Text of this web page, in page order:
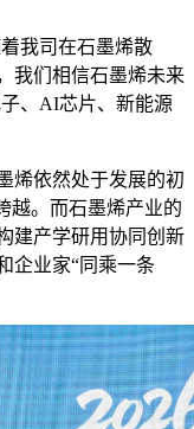
我司在石墨烯散
我们相信石墨烯未来
、AI芯片、新能源
烯依然处于发展的初
越。而石墨烯产业的
建产学研用协同创新
企业家“同乘一条